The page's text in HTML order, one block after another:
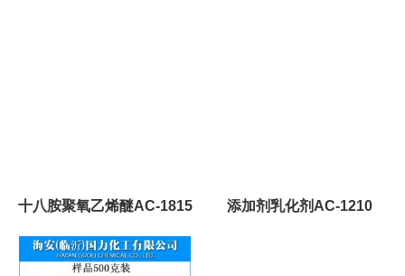
十八胺聚氧乙烯醚AC-1815 添加剂乳化剂AC-1210